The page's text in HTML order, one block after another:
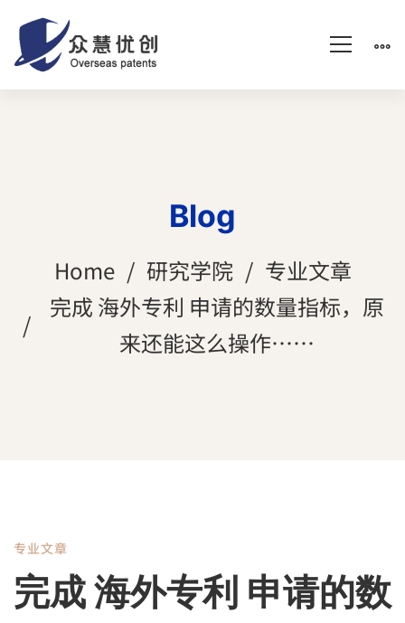
Blog
Home 研究学院
专业文章
完成 海外专利 申请的数量指标，原
来还能这么操作……
完
专业文章
完成 海外专利 申请的数